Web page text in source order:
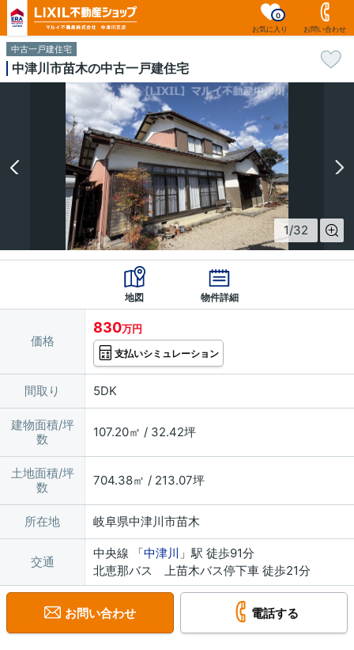
お気に入り
0
お問い合わせ
中古一戸建住宅
中津川市苗木の中古一戸建住宅
1/32
地図 物件詳細
価格
830万円
支払いシミュレーション
間取り 5DK
建物面積/坪
数
107.20㎡ / 32.42坪
土地面積/坪
数
704.38㎡ / 213.07坪
所在地 岐阜県中津川市苗木
交通
中央線 「中津川 」駅 徒歩91分
北恵那バス 上苗木バス停下車 徒歩21分
お問い合わせ 電話する